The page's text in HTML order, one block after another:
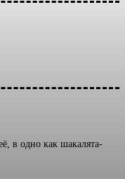
в одно как шакалята-